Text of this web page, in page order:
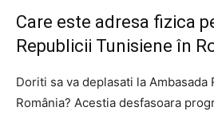
Care este adresa fizica
Republicii Tunisiene în
Doriti sa va deplasati la
România? Acestia desfasoara